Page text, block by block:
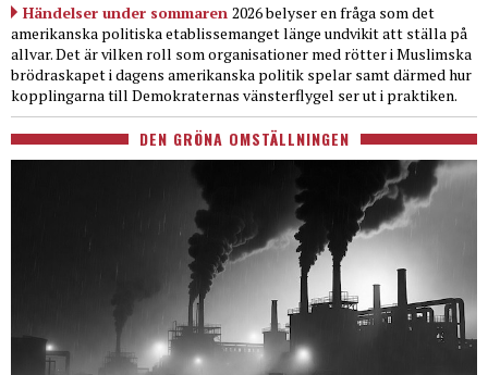
Händelser under sommaren 2026 belyser en fråga som det
amerikanska politiska etablissemanget länge undvikit att ställa på
allvar. Det är vilken roll som organisationer med rötter i Muslimska
brödraskapet i dagens amerikanska politik spelar samt därmed hur
kopplingarna till Demokraternas vänsterflygel ser ut i praktiken.
DEN GRÖNA OMSTÄLLNINGEN